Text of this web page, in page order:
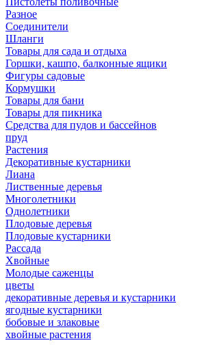
Разное
Соединители
Шланги
Товары для сада и отдыха
Горшки, кашпо, балконные ящики
Фигуры садовые
Кормушки
Товары для бани
Товары для пикника
Средства для пудов и бассейнов
пруд
Растения
Декоративные кустарники
Лиана
Лиственные деревья
Многолетники
Однолетники
Плодовые деревья
Плодовые кустарники
Рассада
Хвойные
Молодые саженцы
цветы
декоративные деревья и кустарники
ягодные кустарники
бобовые и злаковые
хвойные растения